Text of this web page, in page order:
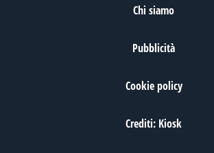
Chi siamo
Pubblicità
Cookie policy
Crediti: Kiosk